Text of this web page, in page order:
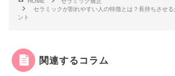
セラミックが割れやすい人の特徴とは？長持ちさせ
ント
関連するコラム